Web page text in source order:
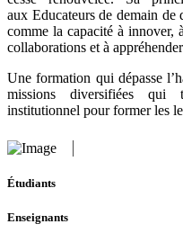
aux Educateurs de demain de
comme la capacité à innover,
collaborations et à
Une formation qui dépasse
missions diversifiées qui
institutionnel pour former les
Étudiants
Enseignants